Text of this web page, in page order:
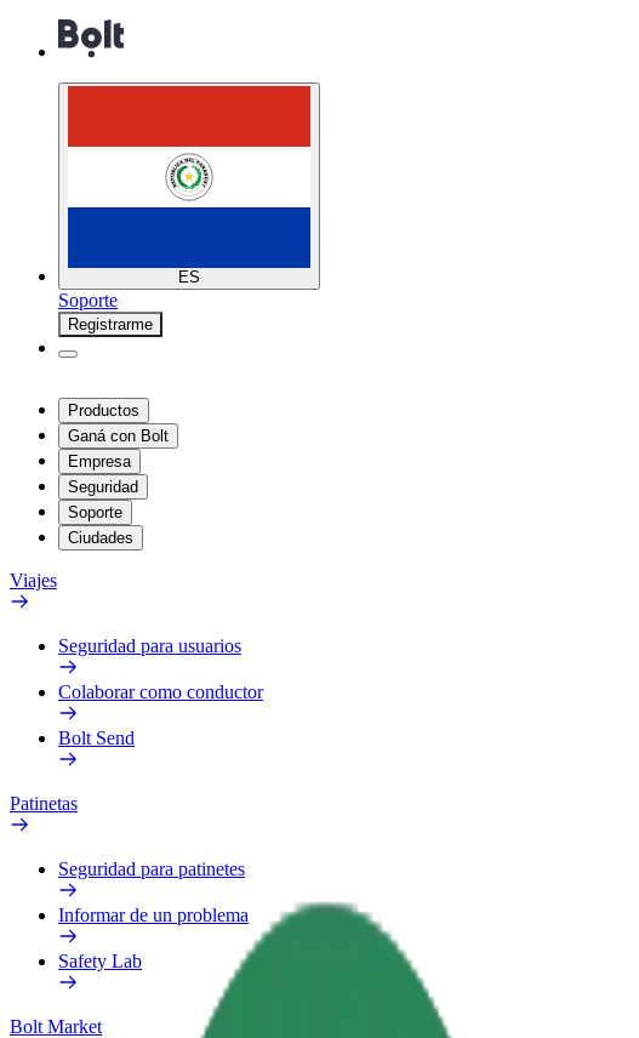
ES
Soporte
Registrarme
Productos
Ganá con Bolt
Empresa
Seguridad
Soporte
Ciudades
Viajes
Seguridad para usuarios
Colaborar como conductor
Bolt Send
Patinetas
Seguridad para patinetes
Informar de un problema
Safety Lab
Bolt Market